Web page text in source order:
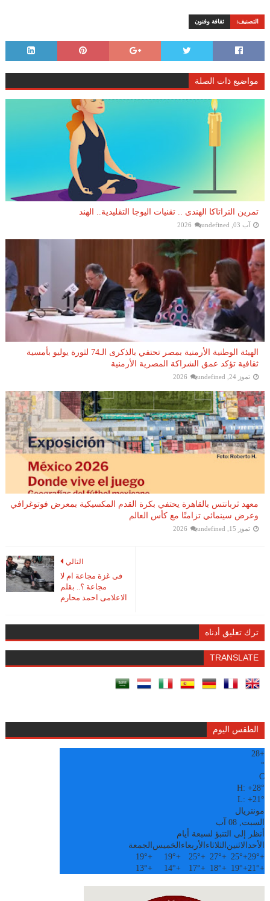
التصنيف: ثقافة وفنون
مواضيع ذات الصلة
تمرين التراتاكا الهندى .. تقنيات اليوجا التقليدية.. الهند
آب 03, 2026 undefined
الهيئة الوطنية الأرمنية بمصر تحتفي بالذكرى الـ74 لثورة يوليو بأمسية
ثقافية تؤكد عمق الشراكة المصرية الأرمنية
تموز 24, 2026 undefined
معهد ثربانتس بالقاهرة يحتفي بكرة القدم المكسيكية بمعرض فوتوغرافي
وعرض سينمائي تزامنًا مع كأس العالم
تموز 15, 2026 undefined
التالي
فى غزة مجاعة ام لا
مجاعة ؟.. بقلم
الاعلامى احمد محارم
ترك تعليق أدناه
TRANSLATE
الطقس اليوم
+
28
°
C
H:+28°
L:+21°
مونتريال
السبت, 08 آب
أنظر إلى التنبؤ لسبعة أيام
الأحدالاثنين الثلاثاء الأربعاء الخميس الجمعة
+
29°
+
25°
+
27°
+
25°
+
19°
+
19°
+
21°
+
19°
+
18°
+
17°
+
14°
+
13°